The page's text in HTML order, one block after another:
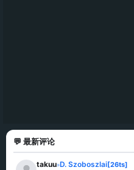
💬 最新评论
takuu»D. Szoboszlai[26ts]